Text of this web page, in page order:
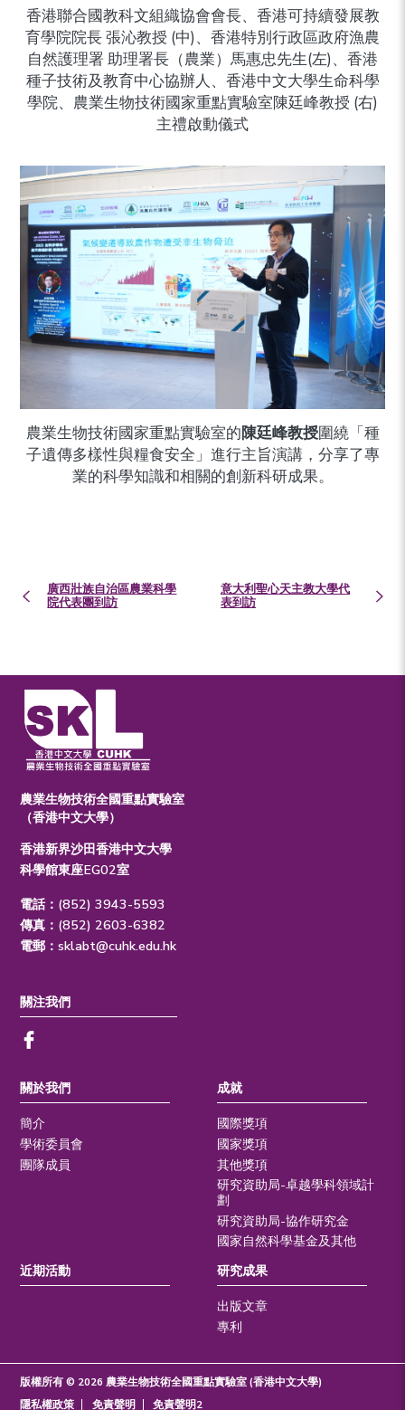
香港聯合國教科文組織協會會長、香港可持續發展教
育學院院長 張沁教授 (中)、香港特別行政區政府漁農
自然護理署 助理署長（農業）馬惠忠先生(左)、香港
種子技術及教育中心協辦人、香港中文大學生命科學
學院、農業生物技術國家重點實驗室陳廷峰教授 (右)
主禮啟動儀式
農業生物技術國家重點實驗室的陳廷峰教授圍繞「種
子遺傳多樣性與糧食安全」進行主旨演講，分享了專
業的科學知識和相關的創新科研成果。
廣西壯族自治區農業科學
院代表團到訪
意大利聖心天主教大學代
表到訪
農業生物技術全國重點實驗室
（香港中文大學）
香港新界沙田香港中文大學
科學館東座EG02室
電話：(852) 3943-5593
傳真：(852) 2603-6382
電郵：sklabt@cuhk.edu.hk
關於我們
簡介
學術委員會
團隊成員
成就
國際獎項
國家獎項
其他獎項
研究資助局-卓越學科領域計
劃
研究資助局-協作研究金
國家自然科學基金及其他
近期活動
研究成果
出版文章
專利
關注我們
版權所有 © 2026 農業生物技術全國重點實驗室 (香港中文大學)
隱私權政策
免責聲明 免責聲明2